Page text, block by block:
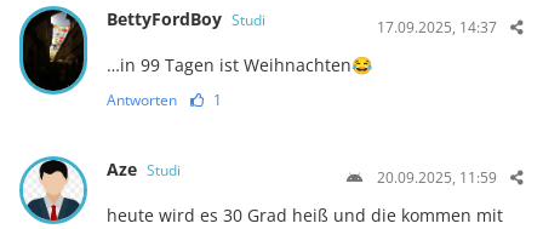
BettyFordBoy Studi 17.09.2025, 14:37
…in 99 Tagen ist Weihnachten😂
Antworten 1
Aze Studi 20.09.2025, 11:59
heute wird es 30 Grad heiß und die kommen mit